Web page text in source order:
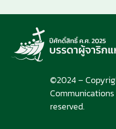
©2024 –
reserved.